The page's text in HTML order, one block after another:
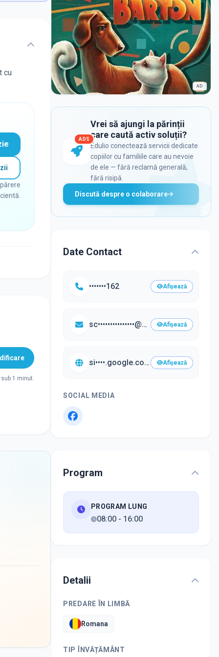
cu
sub 1 minut.
AD
ADS
Vrei să ajungi la părinții
care caută activ soluții?
Edulio conectează servicii dedicate
copiilor cu familiile care au nevoie
de ele — fără reclamă generală,
fără risipă.
Discută despre o colaborare
Date Contact
•••••••162 Afișează
sc•••••••••••••••@y••••.comAfișează
si••••.google.com/••• Afișează
SOCIAL MEDIA
Program
PROGRAM LUNG
08:00 - 16:00
Detalii
PREDARE ÎN LIMBĂ
Romana
TIP ÎNVĂȚĂMÂNT